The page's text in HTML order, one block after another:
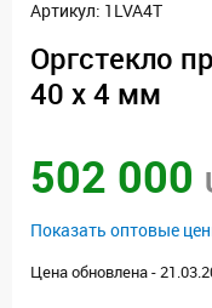
Артикул: 1LVA4T
Оргстекло
40 х 4 мм
502 000
Показать оптовые
Цена обновлена -